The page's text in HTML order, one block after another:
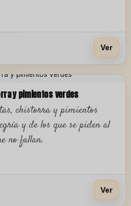
Ver
y pimientos verdes
chistorra y pimientos
y de los que se piden al
no fallan.
Ver